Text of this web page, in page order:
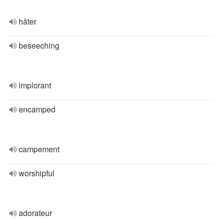
hâter
beseeching
implorant
encamped
campement
worshipful
adorateur